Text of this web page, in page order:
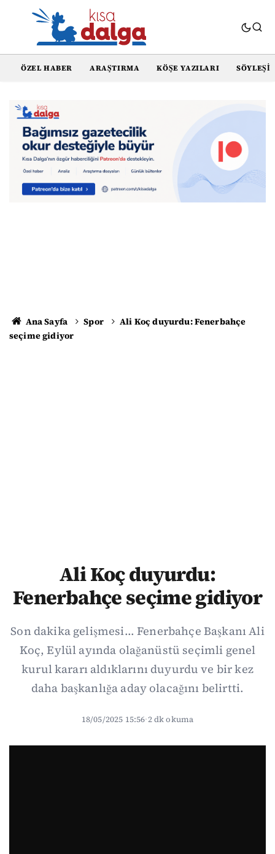
ÖZEL HABER ARAŞTIRMA KÖŞE YAZILARI SÖYLEŞI
Ana Sayfa Spor
Ali Koç duyurdu: Fenerbahçe
seçime gidiyor
Ali Koç duyurdu:
Fenerbahçe seçime gidiyor
Son dakika gelişmesi... Fenerbahçe Başkanı Ali
Koç, Eylül ayında olağanüstü seçimli genel
kurul kararı aldıklarını duyurdu ve bir kez
daha başkanlığa aday olacağını belirtti.
18/05/2025 15:56·2 dk okuma